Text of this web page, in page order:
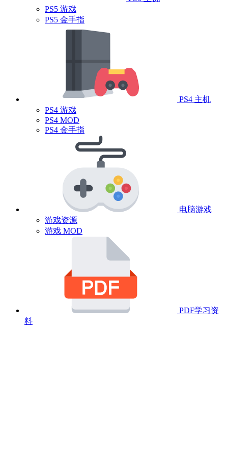
PS5 游戏
PS5 金手指
PS4 主机
PS4 游戏
PS4 MOD
PS4 金手指
电脑游戏
游戏资源
游戏 MOD
PDF学习资
料